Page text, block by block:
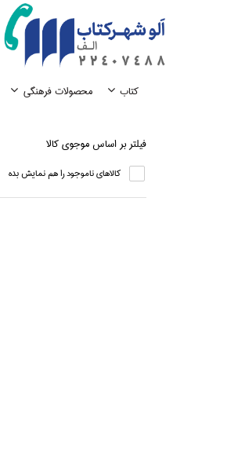
كتاب محصولات فرهنگي
فيلتر بر اساس موجوي كالا
كالاهاي ناموجود را هم نمايش بده